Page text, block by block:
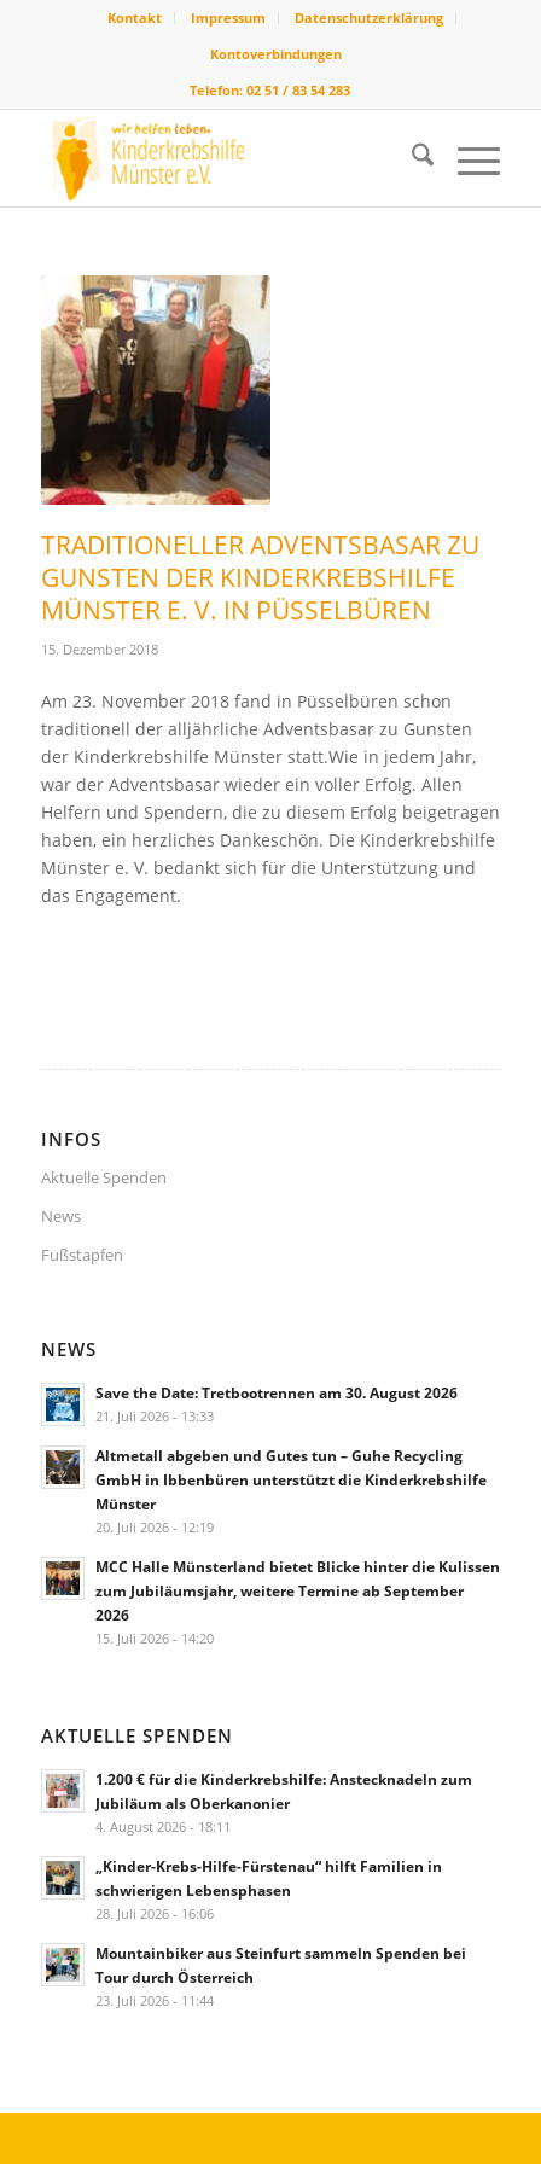
Kontakt Impressum
Datenschutzerklärung
Kontoverbindungen
Telefon: 02 51 / 83 54 283
TRADITIONELLER ADVENTSBASAR ZU
GUNSTEN DER KINDERKREBSHILFE
MÜNSTER E. V. IN PÜSSELBÜREN
15. Dezember 2018
Am 23. November 2018 fand in Püsselbüren schon
traditionell der alljährliche Adventsbasar zu Gunsten
der Kinderkrebshilfe Münster statt.Wie in jedem Jahr,
war der Adventsbasar wieder ein voller Erfolg. Allen
Helfern und Spendern, die zu diesem Erfolg beigetragen
haben, ein herzliches Dankeschön. Die Kinderkrebshilfe
Münster e. V. bedankt sich für die Unterstützung und
das Engagement.
INFOS
Aktuelle Spenden
News
Fußstapfen
NEWS
Save the Date: Tretbootrennen am 30. August 2026
21. Juli 2026 - 13:33
Altmetall abgeben und Gutes tun – Guhe Recycling
GmbH in Ibbenbüren unterstützt die Kinderkrebshilfe
Münster
20. Juli 2026 - 12:19
MCC Halle Münsterland bietet Blicke hinter die Kulissen
zum Jubiläumsjahr, weitere Termine ab September
2026
15. Juli 2026 - 14:20
AKTUELLE SPENDEN
1.200 € für die Kinderkrebshilfe: Anstecknadeln zum
Jubiläum als Oberkanonier
4. August 2026 - 18:11
„Kinder-Krebs-Hilfe-Fürstenau“ hilft Familien in
schwierigen Lebensphasen
28. Juli 2026 - 16:06
Mountainbiker aus Steinfurt sammeln Spenden bei
Tour durch Österreich
23. Juli 2026 - 11:44